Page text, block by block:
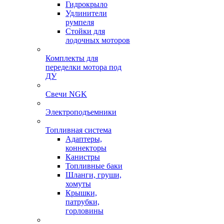
Гидрокрыло
Удлинители
румпеля
Стойки для
лодочных моторов
Комплекты для
переделки мотора под
ДУ
Свечи NGK
Электроподъемники
Топливная система
Адаптеры,
коннекторы
Канистры
Топливные баки
Шланги, груши,
хомуты
Крышки,
патрубки,
горловины